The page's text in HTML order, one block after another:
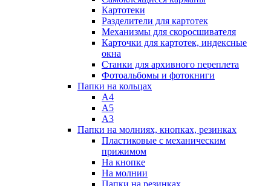
Картотеки
Разделители для картотек
Механизмы для скоросшивателя
Карточки для картотек, индексные
окна
Станки для архивного переплета
Фотоальбомы и фотокниги
Папки на кольцах
А4
А5
А3
Папки на молниях, кнопках, резинках
Пластиковые с механическим
прижимом
На кнопке
На молнии